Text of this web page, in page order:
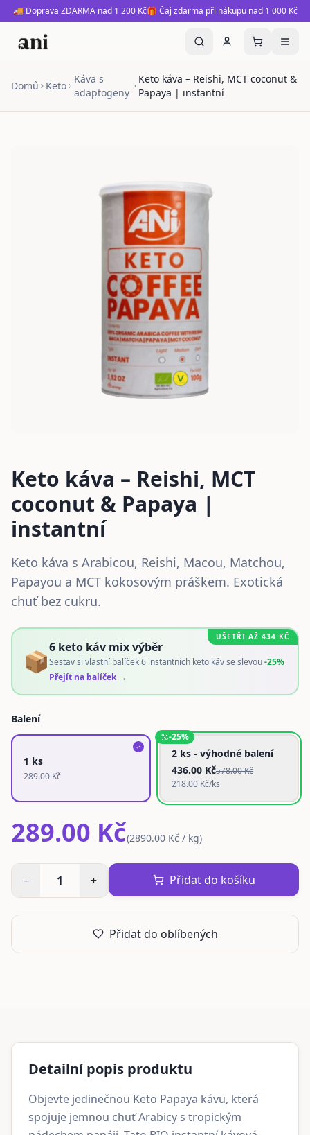
🚚 Doprava ZDARMA nad 1 200 Kč🎁 Čaj zdarma při nákupu nad 1 000 Kč
Domů Keto
Káva s
adaptogeny
Keto káva – Reishi, MCT coconut &
Papaya | instantní
Keto káva – Reishi, MCT
coconut & Papaya |
instantní
Keto káva s Arabicou, Reishi, Macou, Matchou,
Papayou a MCT kokosovým práškem. Exotická
chuť bez cukru.
UŠETŘI AŽ 434 KČ
📦6 keto káv mix výběr
Sestav si vlastní balíček 6 instantních keto káv se slevou-25%
Přejít na balíček →
Balení
1 ks
289.00 Kč
2 ks - výhodné balení
436.00 Kč578.00Kč
218.00 Kč/ks
-25%
289.00 Kč(2890.00 Kč / kg)
− 1 + Přidat do košíku
Přidat do oblíbených
Detailní popis produktu
Objevte jedinečnou Keto Papaya kávu, která
spojuje jemnou chuť Arabicy s tropickým